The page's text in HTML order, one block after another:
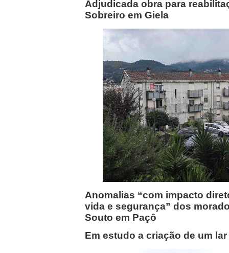
Adjudicada obra para
Sobreiro em Giela
Anomalias “com impacto
vida e segurança” dos
Souto em Paçô
Em estudo a criação de um